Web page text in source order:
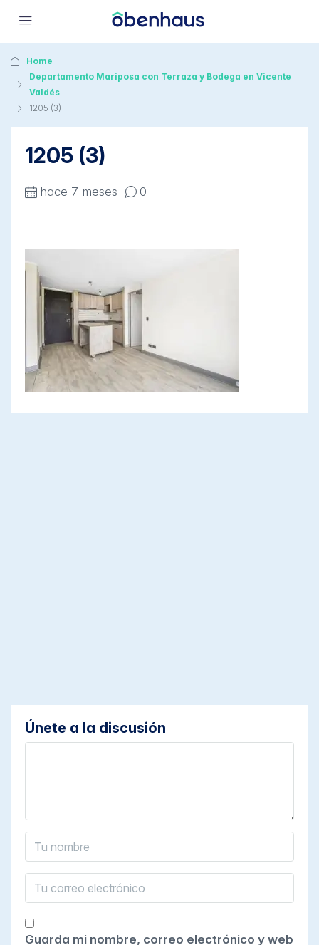
Home
Departamento Mariposa con Terraza y Bodega en Vicente
Valdés
1205 (3)
1205 (3)
hace 7 meses 0
Únete a la discusión
Guarda mi nombre, correo electrónico y web